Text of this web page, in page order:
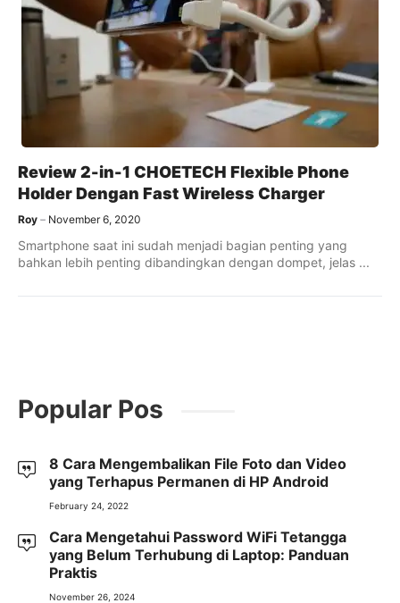
Review 2-in-1 CHOETECH Flexible Phone
Holder Dengan Fast Wireless Charger
Roy November 6, 2020
Smartphone saat ini sudah menjadi bagian penting yang
bahkan lebih penting dibandingkan dengan dompet, jelas ...
Popular Pos
8 Cara Mengembalikan File Foto dan Video
yang Terhapus Permanen di HP Android
February 24, 2022
Cara Mengetahui Password WiFi Tetangga
yang Belum Terhubung di Laptop: Panduan
Praktis
November 26, 2024